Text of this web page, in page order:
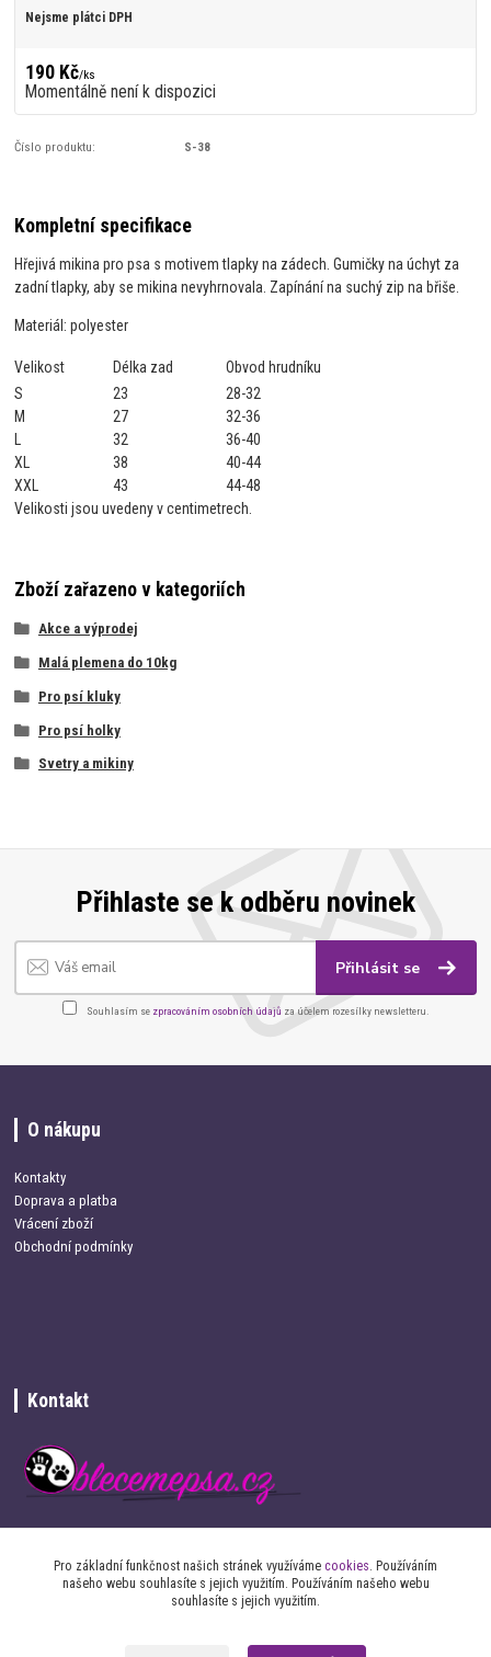
Nejsme plátci DPH
190 Kč/ks
Momentálně není k dispozici
Číslo produktu: S-38
Kompletní specifikace
Hřejivá mikina pro psa s motivem tlapky na zádech. Gumičky na úchyt za
zadní tlapky, aby se mikina nevyhrnovala. Zapínání na suchý zip na břiše.
Materiál: polyester
Velikost Délka zad
Obvod hrudníku
S
23
28-32
M
27
32-36
32
36-40
XL
38
40-44
XXL
43
44-48
Velikosti jsou uvedeny v centimetrech.
Zboží zařazeno v kategoriích
Akce a výprodej
Malá plemena do 10kg
Pro psí kluky
Pro psí holky
Svetry a mikiny
Přihlaste se k odběru novinek
Přihlásit se
Souhlasím se zpracováním osobních údajů za účelem rozesílky newsletteru.
O nákupu
Kontakty
Doprava a platba
Vrácení zboží
Obchodní podmínky
Kontakt
info@oblecemepsa.cz
Pro základní funkčnost našich stránek využíváme cookies. Používáním
našeho webu souhlasíte s jejich využitím. Používáním našeho webu
souhlasíte s jejich využitím.